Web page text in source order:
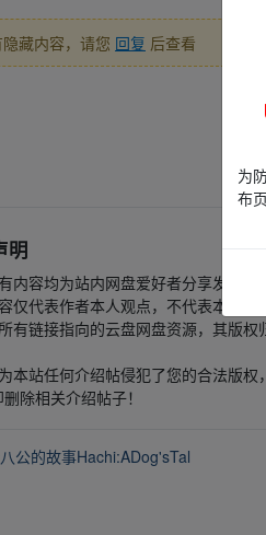
藏内容，请您 回复 后查看
明
内容均为站内网盘爱好者分享发布的
仅代表作者本人观点，不代表本网站
有链接指向的云盘网盘资源，其版
本站任何介绍帖侵犯了您的合法版权
除相关介绍帖子！
公的故事Hachi:ADog'sTal
为
布